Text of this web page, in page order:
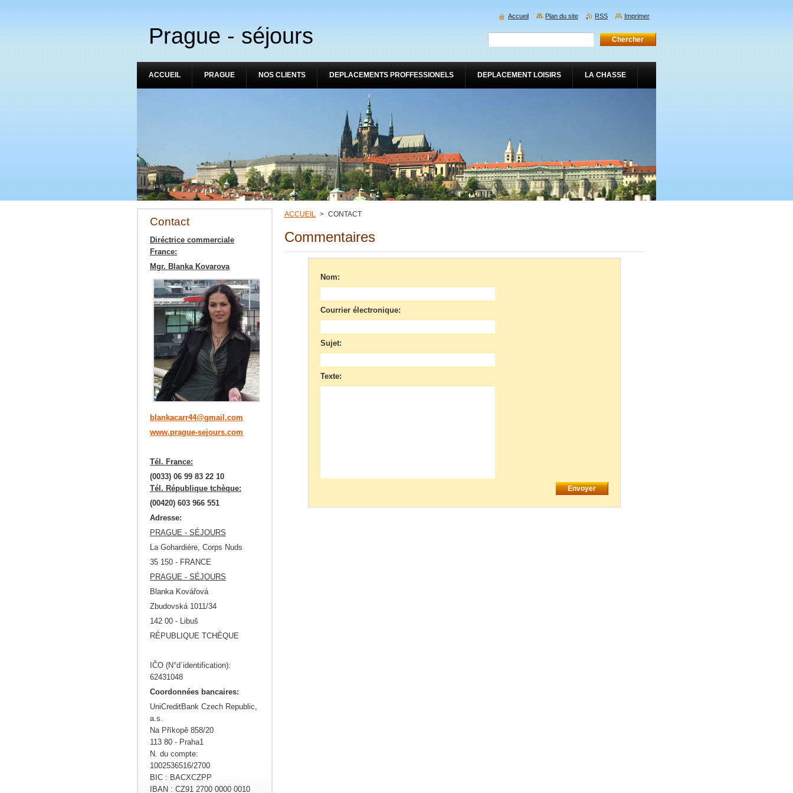
Prague - séjours
ACCUEIL > CONTACT
Commentaires
Nom:
Courrier électronique:
Sujet:
Texte:
Contact
Diréctrice commerciale
France:
Mgr. Blanka Kovarova
blankacarr44@gmail.com
www.prague-sejours.com
Tél. France:
(0033) 06 99 83 22 10
Tél. République tchèque:
(00420) 603 966 551
Adresse:
PRAGUE - SÉJOURS
La Gohardiére, Corps Nuds
35 150 - FRANCE
PRAGUE - SÉJOURS
Blanka Kovářová
Zbudovská 1011/34
142 00 - Libuš
RÉPUBLIQUE TCHÉQUE
IČO (N°d´identification):
62431048
Coordonnées bancaires:
UniCreditBank Czech Republic,
a.s.
Na Příkopě 858/20
113 80 - Praha1
N. du compte:
1002536516/2700
BIC : BACXCZPP
IBAN : CZ91 2700 0000 0010
ACCUEIL PRAGUE NOS CLIENTS DEPLACEMENTS PROFFESSIONELS DEPLACEMENT LOISIRS LA CHASSE
Accueil Plan du site RSS Imprimer